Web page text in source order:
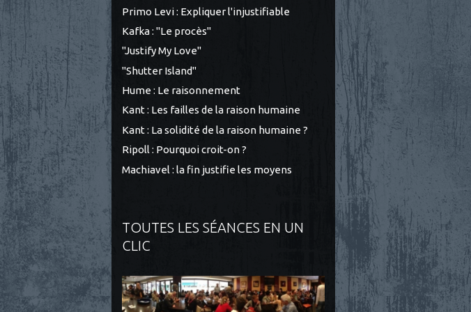
Primo Levi : Expliquer l'injustifiable
Kafka : "Le procès"
"Justify My Love"
"Shutter Island"
Hume : Le raisonnement
Kant : Les failles de la raison humaine
Kant : La solidité de la raison humaine ?
Ripoll : Pourquoi croit-on ?
Machiavel : la fin justifie les moyens
TOUTES LES SÉANCES EN UN
CLIC